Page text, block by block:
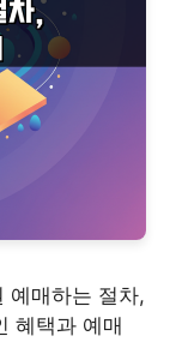
예매하는 절차,
혜택과 예매